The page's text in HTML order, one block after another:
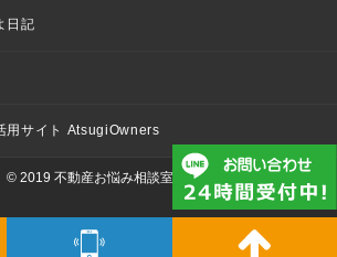
日記
用サイト AtsugiOwners
© 2019 不動産お悩み相談室